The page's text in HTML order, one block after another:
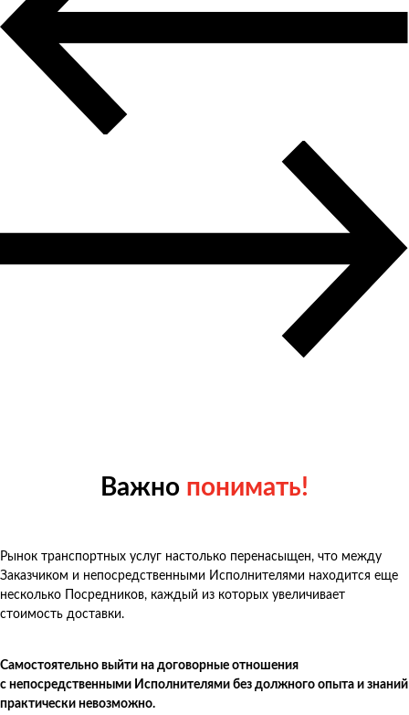
Важно понимать!
Рынок транспортных услуг настолько перенасыщен, что между
Заказчиком и непосредственными Исполнителями находится еще
несколько Посредников, каждый из которых увеличивает
стоимость доставки.
Самостоятельно выйти на договорные отношения
с непосредственными Исполнителями без должного опыта и знаний
практически невозможно.